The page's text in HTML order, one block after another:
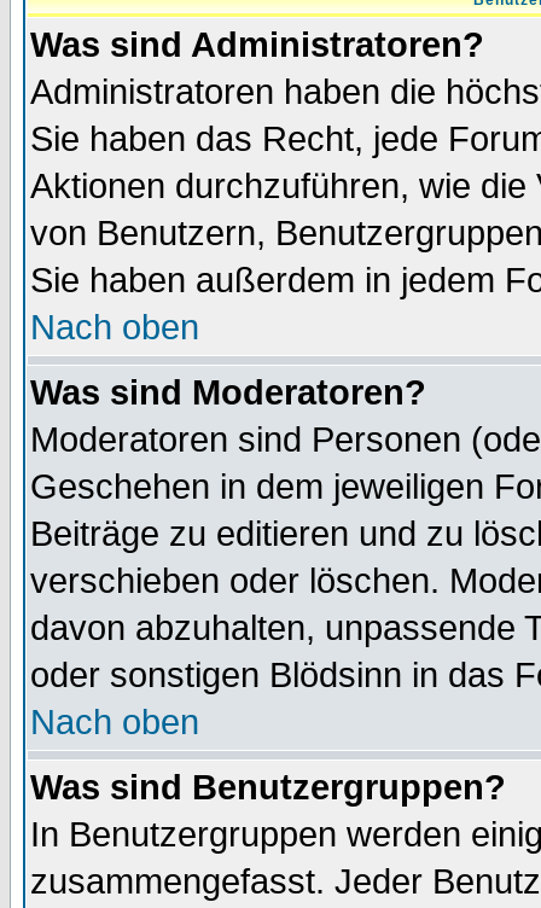
Was sind Administratoren?
Administratoren haben die
Sie haben das Recht, jede
Aktionen durchzuführen, wie
von Benutzern,
Sie haben außerdem in jedem
Nach oben
Was sind Moderatoren?
Moderatoren sind Personen
Geschehen in dem jeweiligen
Beiträge zu editieren und zu
verschieben oder löschen.
davon abzuhalten, unpassende
oder sonstigen Blödsinn in das
Nach oben
Was sind Benutzergruppen?
In Benutzergruppen werden
zusammengefasst. Jeder